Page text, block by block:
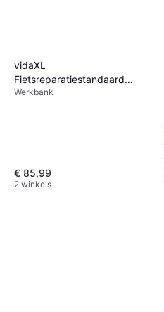
vidaXL
Fietsreparatiestandaard
Inklapbaar 108-188 cm
Werkbank
€ 85,99
2 winkels